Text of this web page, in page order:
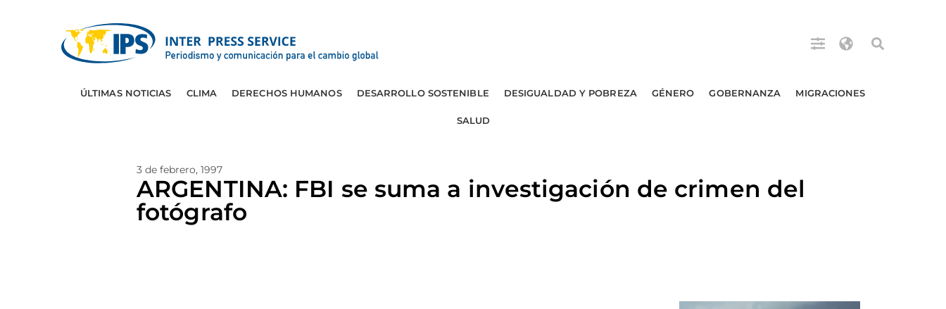
ÚLTIMAS NOTICIAS CLIMA DERECHOS HUMANOS DESARROLLO SOSTENIBLE DESIGUALDAD Y POBREZA GÉNERO GOBERNANZA MIGRACIONES
SALUD
3 de febrero, 1997
ARGENTINA: FBI se suma a investigación de crimen del
fotógrafo